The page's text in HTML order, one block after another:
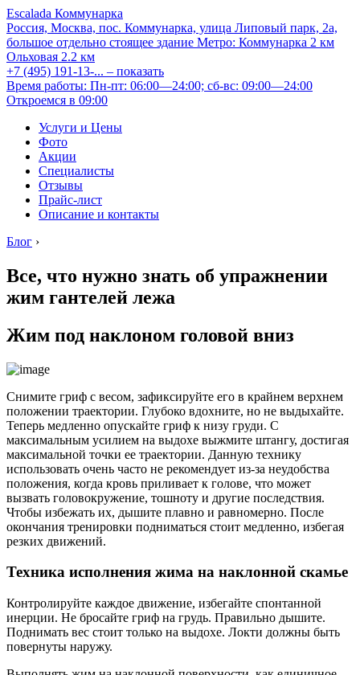
Escalada Коммунарка
Россия, Москва, пос. Коммунарка, улица Липовый парк, 2а,
большое отдельно стоящее здание Метро: Коммунарка 2 км
Ольховая 2.2 км
+7 (495) 191-13-... – показать
Время работы: Пн-пт: 06:00—24:00; сб-вс: 09:00—24:00
Откроемся в 09:00
Услуги и Цены
Фото
Акции
Специалисты
Отзывы
Прайс-лист
Описание и контакты
Блог ›
Все, что нужно знать об упражнении
жим гантелей лежа
Жим под наклоном головой вниз
Снимите гриф с весом, зафиксируйте его в крайнем верхнем
положении траектории. Глубоко вдохните, но не выдыхайте.
Теперь медленно опускайте гриф к низу груди. С
максимальным усилием на выдохе выжмите штангу, достигая
максимальной точки ее траектории. Данную технику
использовать очень часто не рекомендует из-за неудобства
положения, когда кровь приливает к голове, что может
вызвать головокружение, тошноту и другие последствия.
Чтобы избежать их, дышите плавно и равномерно. После
окончания тренировки подниматься стоит медленно, избегая
резких движений.
Техника исполнения жима на наклонной скамье
Контролируйте каждое движение, избегайте спонтанной
инерции. Не бросайте гриф на грудь. Правильно дышите.
Поднимать вес стоит только на выдохе. Локти должны быть
повернуты наружу.